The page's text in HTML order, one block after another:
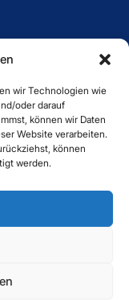
wir Technologien wie
oder darauf
können wir Daten
Website verarbeiten.
können
werden.